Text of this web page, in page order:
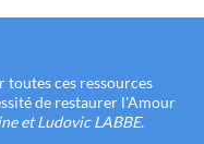
toutes ces ressources
de restaurer l'Amour
et Ludovic LABBE.